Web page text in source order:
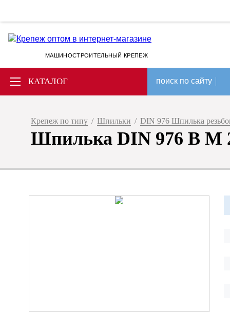
МАШИНОСТРОИТЕЛЬНЫЙ КРЕПЕЖ
КАТАЛОГ поиск по сайту
Крепеж по типу / Шпильки / DIN 976 Шпилька
Шпилька DIN 976 B M